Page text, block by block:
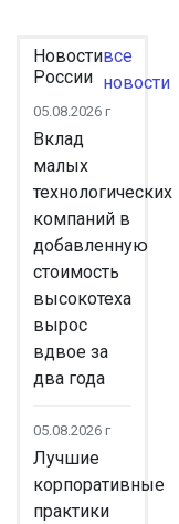
Новости
России
все
новости
05.08.2026 г
Вклад
малых
технологических
компаний в
добавленную
стоимость
высокотеха
вырос
вдвое за
два года
05.08.2026 г
Лучшие
корпоративные
практики